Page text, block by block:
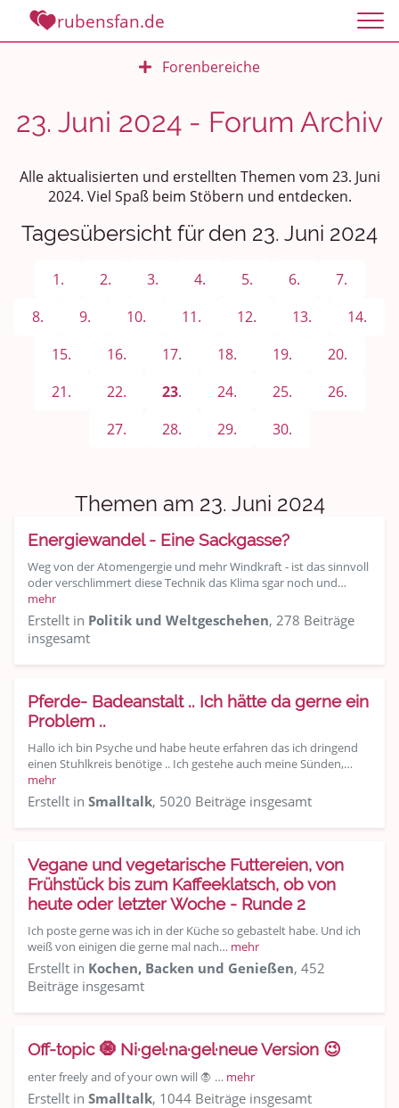
rubensfan.de
Forenbereiche
Rundum Leben
Smalltalk
Persönliches
Treffen und Stammtische
Ü100 Party - Fanecke
Gesundheit & Wellness
Sport & Freizeit
Kochen, Backen und Genießen
Anregungen und Support
Spiel, Spaß und Sinnlosigkeit
Gewicht reduzieren
23. Juni 2024 - Forum Archiv
Alle aktualisierten und erstellten Themen vom 23. Juni
2024. Viel Spaß beim Stöbern und entdecken.
Tagesübersicht für den 23. Juni 2024
1. 2. 3. 4. 5. 6.
7.
8.
9. 10. 11. 12. 13.
14.
15.
16. 17. 18. 19.
20.
21.
22. 23. 24. 25.
26.
27.
28. 29. 30.
Themen am 23. Juni 2024
Energiewandel - Eine Sackgasse?
Weg von der Atomengergie und mehr Windkraft - ist das sinnvoll
oder verschlimmert diese Technik das Klima sgar noch und…
mehr
Erstellt in Politik und Weltgeschehen, 278 Beiträge
insgesamt
Pferde- Badeanstalt .. Ich hätte da gerne ein
Problem ..
Hallo ich bin Psyche und habe heute erfahren das ich dringend
einen Stuhlkreis benötige .. Ich gestehe auch meine Sünden,…
mehr
Erstellt in Smalltalk, 5020 Beiträge insgesamt
Vegane und vegetarische Futtereien, von
Frühstück bis zum Kaffeeklatsch, ob von
heute oder letzter Woche - Runde 2
Ich poste gerne was ich in der Küche so gebastelt habe. Und ich
weiß von einigen die gerne mal nach… mehr
Erstellt in Kochen, Backen und Genießen, 452
Beiträge insgesamt
Off-topic 🧿 Ni·gel·na·gel·neue Version 😉
enter freely and of your own will 🧛 … mehr
Erstellt in Smalltalk, 1044 Beiträge insgesamt